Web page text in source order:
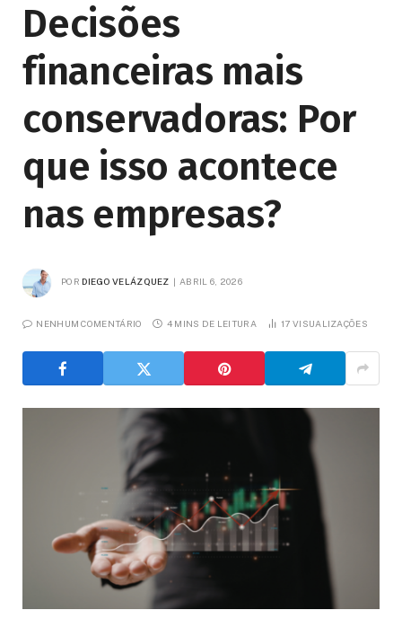
Decisões
financeiras mais
conservadoras: Por
que isso acontece
nas empresas?
POR DIEGO VELÁZQUEZ ABRIL 6, 2026
NENHUM COMENTÁRIO 4 MINS DE LEITURA 17VISUALIZAÇÕES